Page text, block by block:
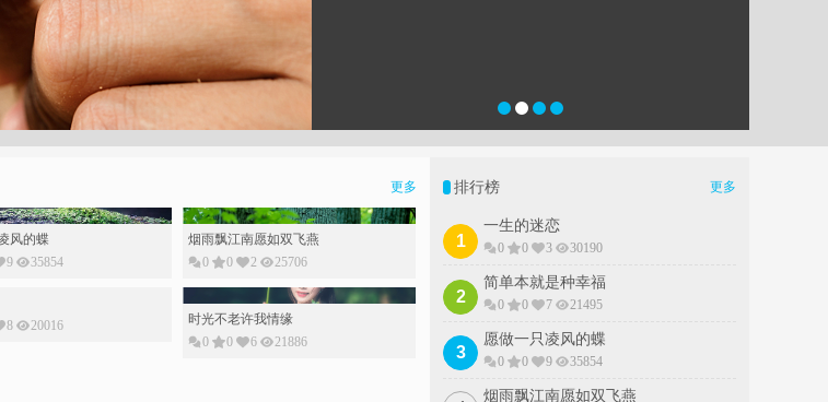
更多
风的蝶
9 35854
烟雨飘江南愿如双飞燕
0
0 2 25706
时光不老许我情缘
0
0 6 21886
排行榜 更多
一生的迷恋
0 0 3 30190
简单本就是种幸福
0 0 7 21495
愿做一只凌风的蝶
0 0 9 35854
烟雨飘江南愿如双飞燕
1
2
3